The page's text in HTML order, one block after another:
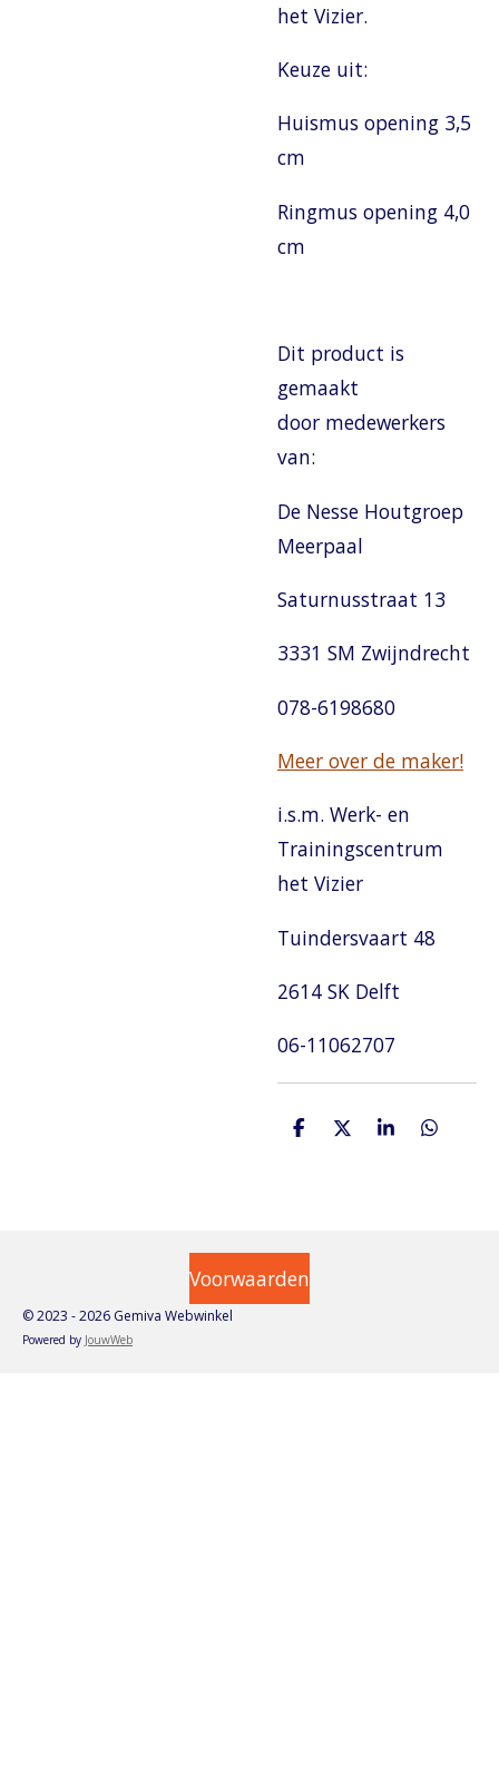
het Vizier.
Keuze uit:
Huismus opening 3,5
cm
Ringmus opening 4,0
cm
Dit product is
gemaakt
door medewerkers
van:
De Nesse Houtgroep
Meerpaal
Saturnusstraat 13
3331 SM Zwijndrecht
078-6198680
Meer over de maker!
i.s.m. Werk- en
Trainingscentrum
het Vizier
Tuindersvaart 48
2614 SK Delft
06-11062707
D
D
S
D
Voorwaarden
© 2023 - 2026 Gemiva Webwinkel
Powered by JouwWeb